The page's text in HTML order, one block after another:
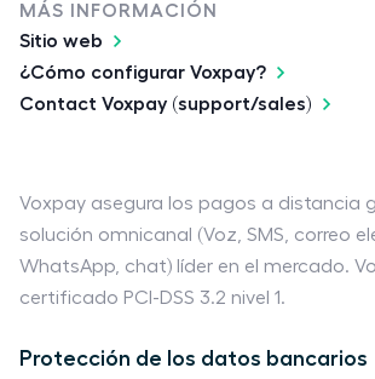
MÁS INFORMACIÓN
Sitio web
¿Cómo configurar Voxpay?
Contact Voxpay (support/sales)
Voxpay asegura los pagos a distancia
solución omnicanal (Voz, SMS, correo
WhatsApp, chat) líder en el mercado.
certificado PCI-DSS 3.2 nivel 1.
Protección de los datos bancarios